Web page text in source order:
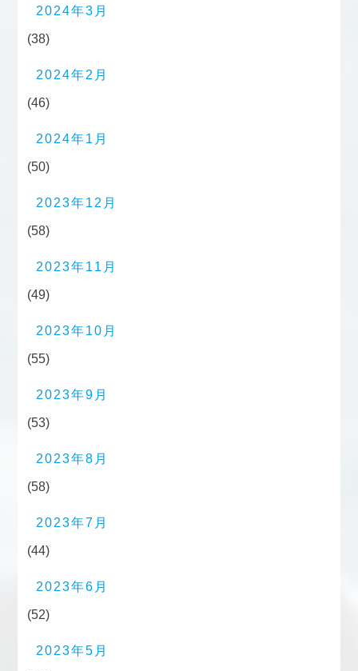
2024年3月
(38)
2024年2月
(46)
2024年1月
(50)
2023年12月
(58)
2023年11月
(49)
2023年10月
(55)
2023年9月
(53)
2023年8月
(58)
2023年7月
(44)
2023年6月
(52)
2023年5月